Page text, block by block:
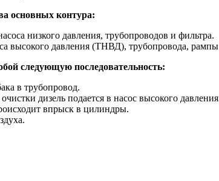
основных контура:
низкого давления, трубопроводов и фильтра.
высокого давления (ТНВД), трубопровода,
следующую последовательность:
в трубопровод.
дизель подается в насос высокого
впрыск в цилиндры.